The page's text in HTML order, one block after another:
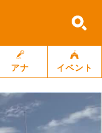
アナ イベント